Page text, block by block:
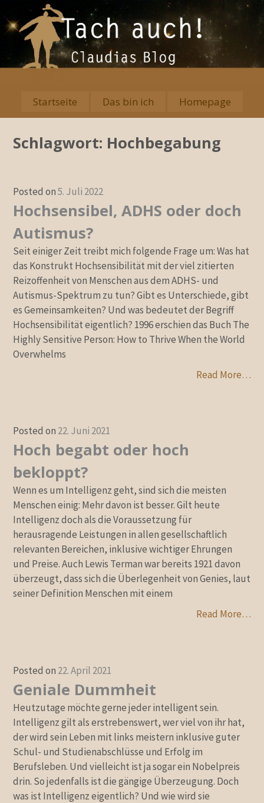
to
content
Primary
Menu
Startseite Das bin ich Homepage
Schlagwort: Hochbegabung
Posted on5. Juli 2022
Hochsensibel, ADHS oder doch
Autismus?
Seit einiger Zeit treibt mich folgende Frage um: Was hat
das Konstrukt Hochsensibilität mit der viel zitierten
Reizoffenheit von Menschen aus dem ADHS- und
Autismus-Spektrum zu tun? Gibt es Unterschiede, gibt
es Gemeinsamkeiten? Und was bedeutet der Begriff
Hochsensibilität eigentlich? 1996 erschien das Buch The
Highly Sensitive Person: How to Thrive When the World
Overwhelms
Read More…
Posted on 22. Juni 2021
Hoch begabt oder hoch
bekloppt?
Wenn es um Intelligenz geht, sind sich die meisten
Menschen einig: Mehr davon ist besser. Gilt heute
Intelligenz doch als die Voraussetzung für
herausragende Leistungen in allen gesellschaftlich
relevanten Bereichen, inklusive wichtiger Ehrungen
und Preise. Auch Lewis Terman war bereits 1921 davon
überzeugt, dass sich die Überlegenheit von Genies, laut
seiner Definition Menschen mit einem
Read More…
Posted on 22. April 2021
Geniale Dummheit
Heutzutage möchte gerne jeder intelligent sein.
Intelligenz gilt als erstrebenswert, wer viel von ihr hat,
der wird sein Leben mit links meistern inklusive guter
Schul- und Studienabschlüsse und Erfolg im
Berufsleben. Und vielleicht ist ja sogar ein Nobelpreis
drin. So jedenfalls ist die gängige Überzeugung. Doch
was ist Intelligenz eigentlich? Und wie wird sie